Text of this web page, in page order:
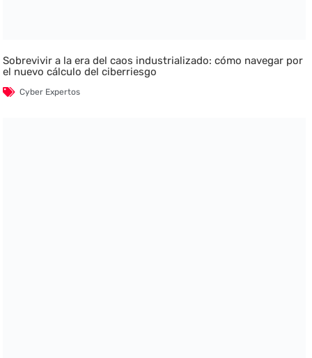
Sobrevivir a la era del caos industrializado: cómo navegar por
el nuevo cálculo del ciberriesgo
Cyber Expertos